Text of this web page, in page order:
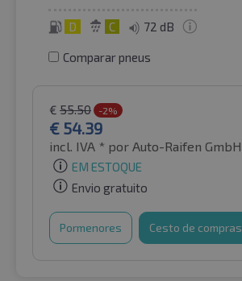
D C 72 dB
Comparar pneus
€ 55.50 -2%
€ 54.39
incl. IVA * por Auto-Raifen GmbH
EM ESTOQUE
Envio gratuito
Pormenores Cesto de compras